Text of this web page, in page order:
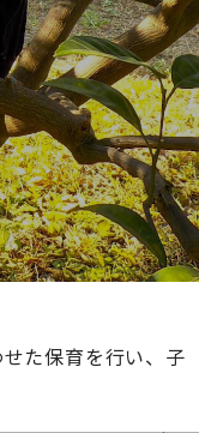
た保育を行い、子